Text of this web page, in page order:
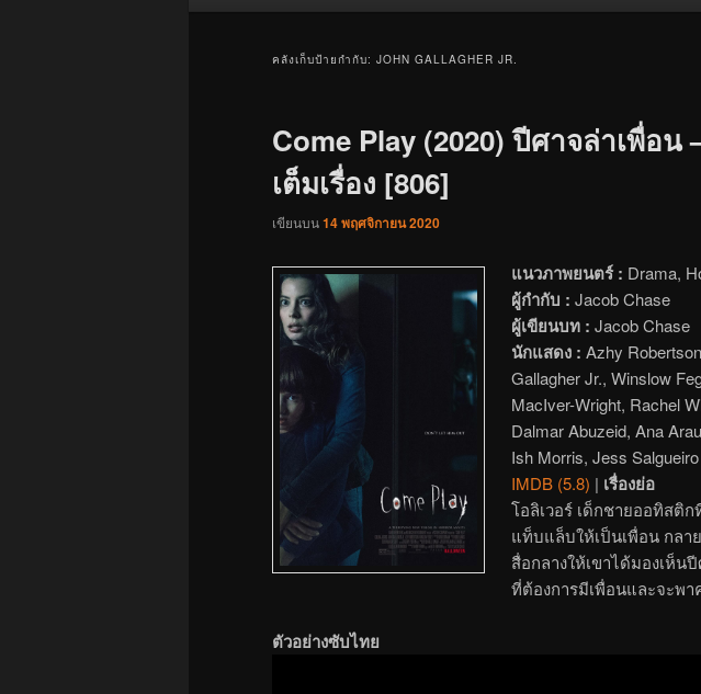
คลังเก็บป้ายกำกับ: JOHN GALLAGHER JR.
Come Play (2020) ปีศาจล่าเพื่อน
เต็มเรื่อง [806]
เขียนบน14 พฤศจิกายน 2020
แนวภาพยนตร์ : Drama,
ผู้กำกับ : Jacob Chase
ผู้เขียนบท : Jacob Chase
นักแสดง : Azhy
Gallagher Jr., Winslow
MacIver-Wright, Rachel
Dalmar Abuzeid, Ana
Ish Morris, Jess Salgueiro
IMDB (5.8) | เรื่องย่อ
โอลิเวอร์ เด็กชายออทิสติ
แท็บแล็บให้เป็นเพื่อน กลา
สื่อกลางให้เขาได้มองเห็น
ที่ต้องการมีเพื่อนและจะพ
ตัวอย่างซับไทย